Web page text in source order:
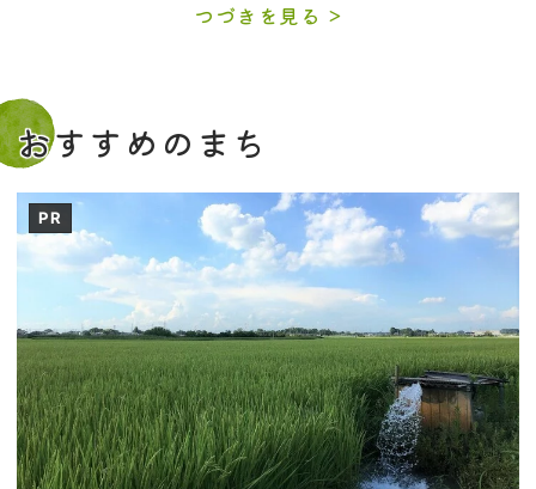
つづきを見る
おすすめのまち
PR